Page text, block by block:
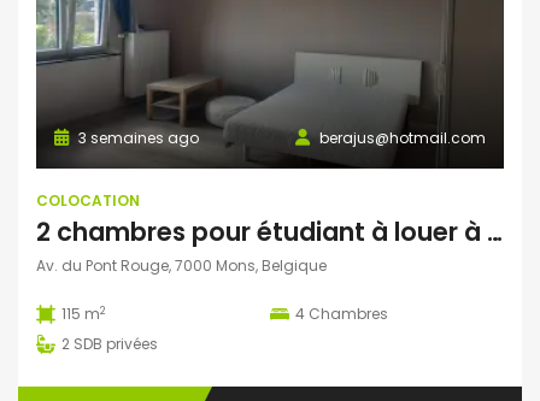
berajus@hotmail.com
3 semaines ago
COLOCATION
2 chambres pour étudiant à louer à Mons
Av. du Pont Rouge, 7000 Mons, Belgique
115 m2 4 Chambres
2 SDB privées